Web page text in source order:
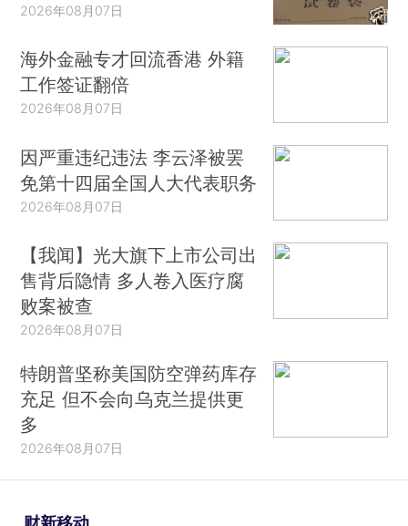
2026年08月07日
海外金融专才回流香港 外籍
工作签证翻倍
2026年08月07日
因严重违纪违法 李云泽被罢
免第十四届全国人大代表职务
2026年08月07日
【我闻】光大旗下上市公司出
售背后隐情 多人卷入医疗腐
败案被查
2026年08月07日
特朗普坚称美国防空弹药库存
充足 但不会向乌克兰提供更
多
2026年08月07日